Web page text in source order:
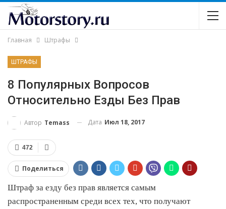
Главная Штрафы
ШТРАФЫ
8 Популярных Вопросов
Относительно Езды Без Прав
Автор Temass Дата Июл 18, 2017
472
Поделиться
Штраф за езду без прав является самым
распространенным среди всех тех, что получают